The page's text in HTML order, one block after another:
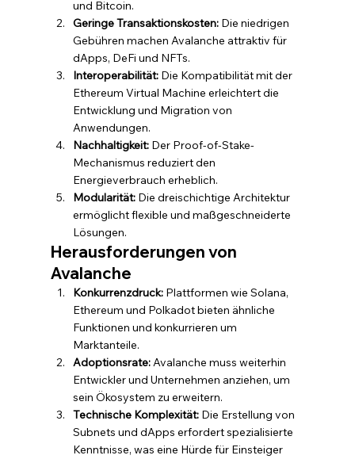
und Bitcoin.
Geringe Transaktionskosten: Die niedrigen
Gebühren machen Avalanche attraktiv für
dApps, DeFi und NFTs.
Interoperabilität: Die Kompatibilität mit der
Ethereum Virtual Machine erleichtert die
Entwicklung und Migration von
Anwendungen.
Nachhaltigkeit: Der Proof-of-Stake-
Mechanismus reduziert den
Energieverbrauch erheblich.
Modularität: Die dreischichtige Architektur
ermöglicht flexible und maßgeschneiderte
Lösungen.
Herausforderungen von
Avalanche
Konkurrenzdruck: Plattformen wie Solana,
Ethereum und Polkadot bieten ähnliche
Funktionen und konkurrieren um
Marktanteile.
Adoptionsrate: Avalanche muss weiterhin
Entwickler und Unternehmen anziehen, um
sein Ökosystem zu erweitern.
Technische Komplexität: Die Erstellung von
Subnets und dApps erfordert spezialisierte
Kenntnisse, was eine Hürde für Einsteiger